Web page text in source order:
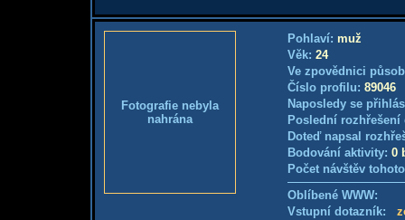
Fotografie nebyla
nahrána
Pohlaví: muž
Věk: 24
Ve zpovědnici
Číslo profilu: 89046
Naposledy se
Poslední
Doteď napsal
Bodování aktivity: 0
Počet návštěv
Oblíbené WWW:
Vstupní dotazník: